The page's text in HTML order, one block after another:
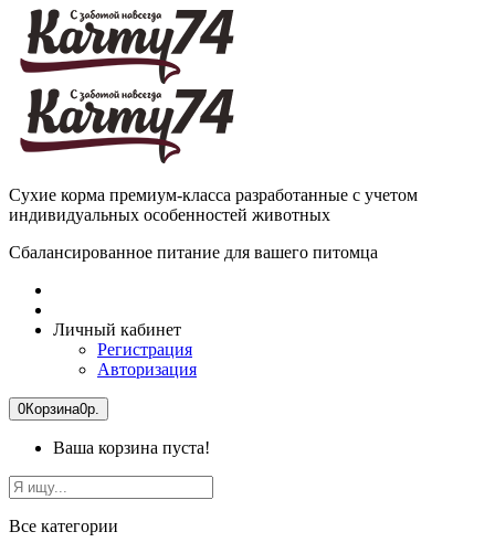
Сухие корма премиум-класса разработанные с учетом
индивидуальных особенностей животных
Сбалансированное питание для вашего питомца
Личный кабинет
Регистрация
Авторизация
0Корзина0р.
Ваша корзина пуста!
Все категории